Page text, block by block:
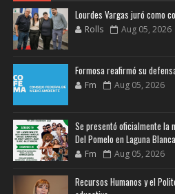
Lourdes Vargas juró como
Rolls Aug 05, 2026
Formosa reafirmó su
Fm Aug 05, 2026
Se presentó oficialmente la
Del Pomelo en Laguna Blanca
Fm Aug 05, 2026
Recursos Humanos y el